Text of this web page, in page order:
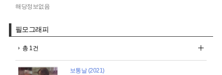
해당정보없음
필모그래피
총 1건
보통날 (2021)